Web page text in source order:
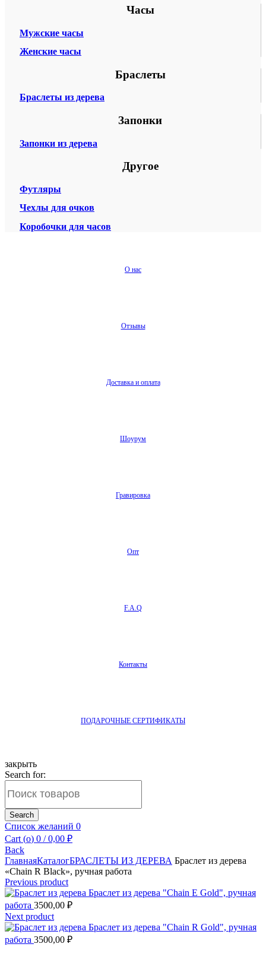
Часы
Мужские часы
Женские часы
Браслеты
Браслеты из дерева
Запонки
Запонки из дерева
Другое
Футляры
Чехлы для очков
Коробочки для часов
О нас
Отзывы
Доставка и оплата
Шоурум
Гравировка
Опт
F.A.Q
Контакты
ПОДАРОЧНЫЕ СЕРТИФИКАТЫ
закрыть
Search for:
Search
Список желаний 0
Cart (o) 0 / 0,00 ₽
Back
ГлавнаяКаталогБРАСЛЕТЫ ИЗ ДЕРЕВА Браслет из дерева
«Chain R Black», ручная работа
Previous product
Браслет из дерева "Chain E Gold", ручная
работа 3500,00 ₽
Next product
Браслет из дерева "Chain R Gold", ручная
работа 3500,00 ₽